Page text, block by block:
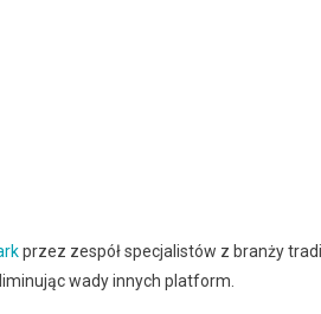
przez zespół specjalistów z branży
wady innych platform.